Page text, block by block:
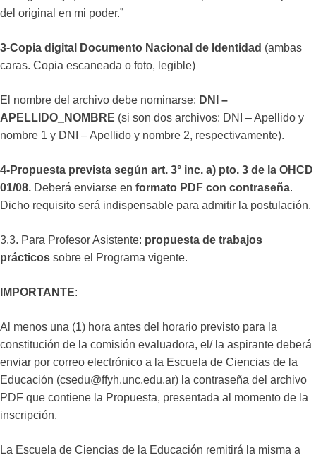
del original en mi poder.”
3-Copia digital Documento Nacional de Identidad (ambas
caras. Copia escaneada o foto, legible)
El nombre del archivo debe nominarse: DNI –
APELLIDO_NOMBRE (si son dos archivos: DNI – Apellido y
nombre 1 y DNI – Apellido y nombre 2, respectivamente).
4-Propuesta prevista según art. 3° inc. a) pto. 3 de la OHCD
01/08. Deberá enviarse en formato PDF con contraseña.
Dicho requisito será indispensable para admitir la postulación.
3.3. Para Profesor Asistente: propuesta de trabajos
prácticos sobre el Programa vigente.
IMPORTANTE:
Al menos una (1) hora antes del horario previsto para la
constitución de la comisión evaluadora, el/ la aspirante deberá
enviar por correo electrónico a la Escuela de Ciencias de la
Educación (csedu@ffyh.unc.edu.ar) la contraseña del archivo
PDF que contiene la Propuesta, presentada al momento de la
inscripción.
La Escuela de Ciencias de la Educación remitirá la misma a